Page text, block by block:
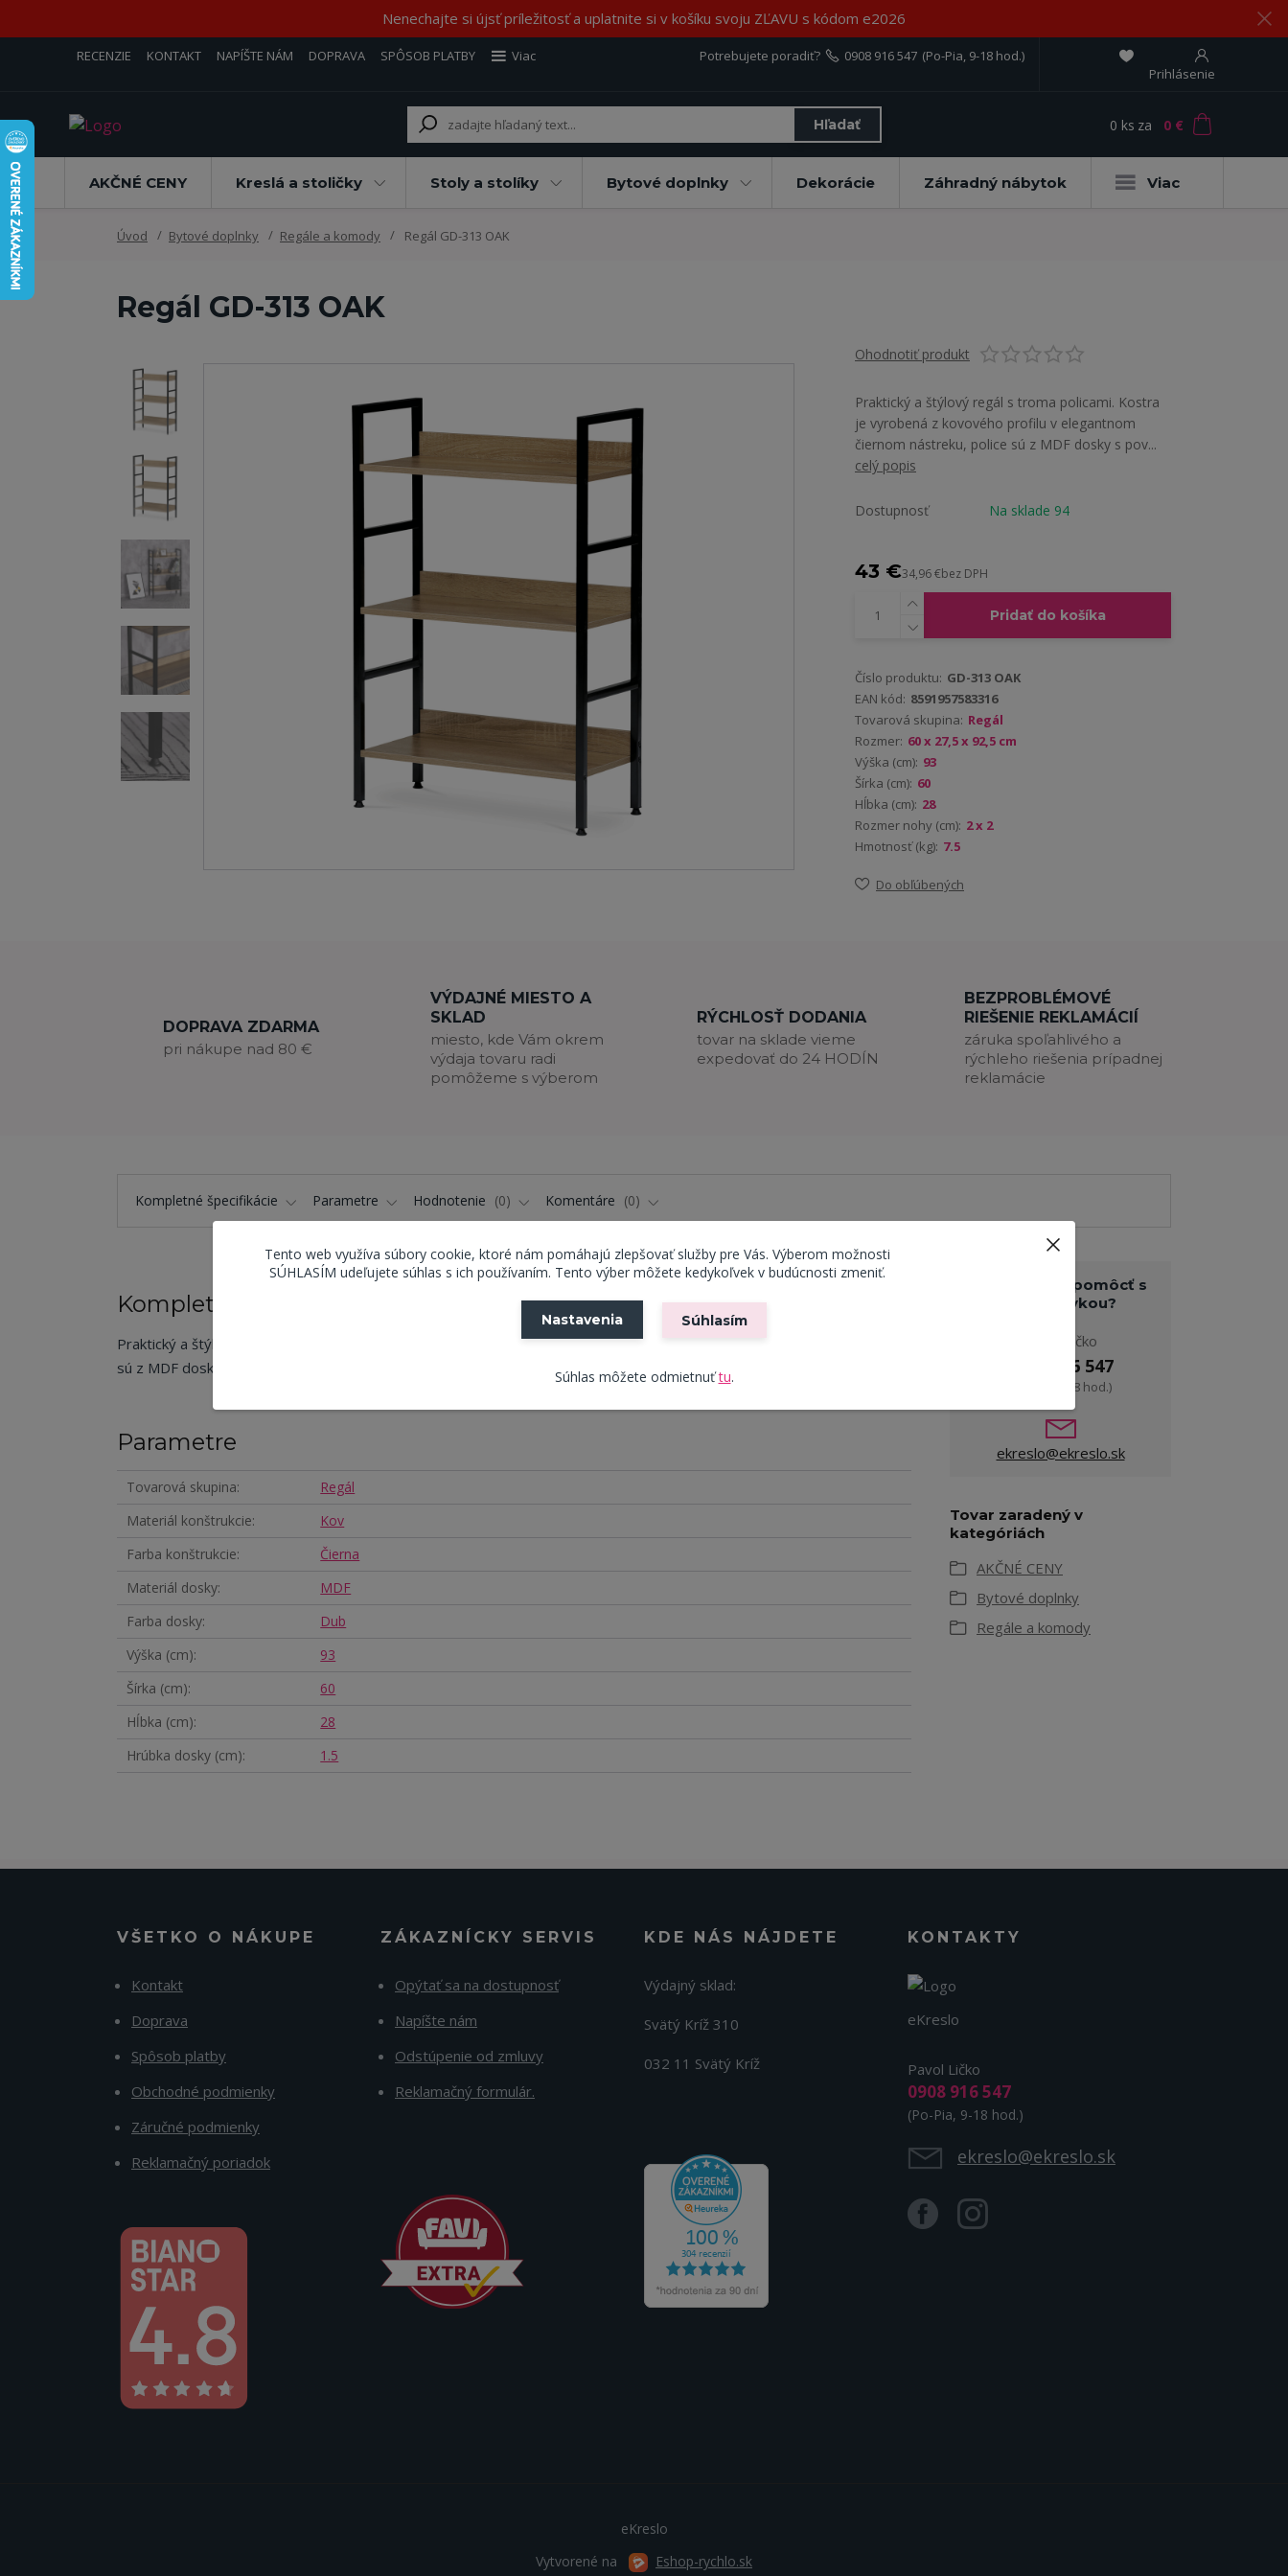
Nenechajte si újsť príležitosť a uplatnite si v košíku svoju ZĽAVU s kódom e2026
RECENZIE KONTAKT NAPÍŠTE NÁM DOPRAVA SPÔSOB PLATBY
Viac
Prihlásenie
Hľadať
Potrebujete poradiť? 0908 916 547 (Po-Pia, 9-18 hod.)
0 ks za 0 €
AKČNÉ CENY Kreslá a stoličky Stoly a stolíky Bytové doplnky Dekorácie Záhradný nábytok Viac
Úvod Bytové doplnky Regále a komody Regál GD-313 OAK
Regál GD-313 OAK
Ohodnotiť produkt
Praktický a štýlový regál s troma policami. Kostra
je vyrobená z kovového profilu v elegantnom
čiernom nástreku, police sú z MDF dosky s pov...
celý popis
Dostupnosť Na sklade 94
43 €34,96 €bez DPH
Pridať do košíka
Číslo produktu: GD-313 OAK
EAN kód: 8591957583316
Tovarová skupina: Regál
Rozmer: 60 x 27,5 x 92,5 cm
Výška (cm): 93
Šírka (cm): 60
Hĺbka (cm): 28
Rozmer nohy (cm): 2 x 2
Hmotnosť (kg): 7.5
Do obľúbených
DOPRAVA ZDARMA
pri nákupe nad 80 €
VÝDAJNÉ MIESTO A
SKLAD
miesto, kde Vám okrem
výdaja tovaru radi
pomôžeme s výberom
RÝCHLOSŤ DODANIA
tovar na sklade vieme
expedovať do 24 HODÍN
BEZPROBLÉMOVÉ
RIEŠENIE REKLAMÁCIÍ
záruka spoľahlivého a
rýchleho riešenia prípadnej
reklamácie
Kompletné špecifikácie Parametre Hodnotenie 0 Komentáre 0
Kompletné špecifikácie
Praktický a štýlový regál s troma policami. Kostra je vyrobená z kovového profilu v elegantnom čiernom nástreku, police
sú z MDF dosky s povrchovou úpravou v dizajne 3D DUB s praktickým zadným čielkom.
Parametre
Tovarová skupina
Regál
Materiál konštrukcie
Kov
Farba konštrukcie
Čierna
Materiál dosky
MDF
Farba dosky
Dub
Výška (cm)
93
Šírka (cm)
60
Hĺbka (cm)
28
Hrúbka dosky (cm)
1.5
Potrebujete pomôcť s
objednávkou?
Pavol Ličko
0908 916 547
(Po-Pia, 9-18 hod.)
ekreslo@ekreslo.sk
Tovar zaradený v
kategóriách
AKČNÉ CENY
Bytové doplnky
Regále a komody
VŠETKO O NÁKUPE
Kontakt
Doprava
Spôsob platby
Obchodné podmienky
Záručné podmienky
Reklamačný poriadok
ZÁKAZNÍCKY SERVIS
Opýtať sa na dostupnosť
Napíšte nám
Odstúpenie od zmluvy
Reklamačný formulár.
KDE NÁS NÁJDETE
Výdajný sklad:
Svätý Kríž 310
032 11 Svätý Kríž
KONTAKTY
eKreslo
Pavol Ličko
0908 916 547
(Po-Pia, 9-18 hod.)
ekreslo@ekreslo.sk
eKreslo
Vytvorené na
Eshop-rychlo.sk
Tento web využíva súbory cookie, ktoré nám pomáhajú zlepšovať služby pre Vás. Výberom možnosti
SÚHLASÍM udeľujete súhlas s ich používaním. Tento výber môžete kedykoľvek v budúcnosti zmeniť.
Nastavenia Súhlasím
Súhlas môžete odmietnuťtu.